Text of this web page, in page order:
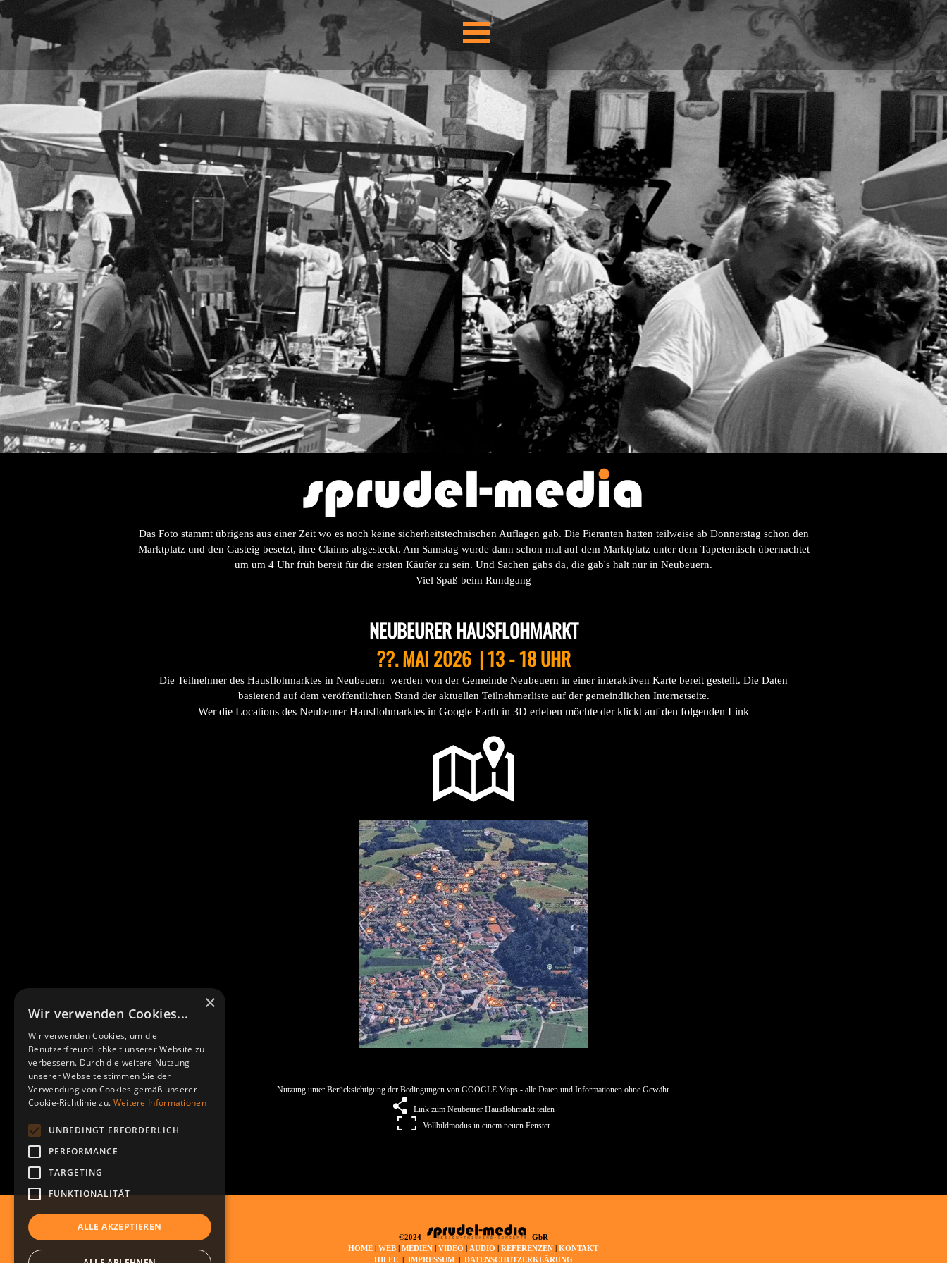
Direkt zum Seiteninhalt
Das Foto stammt übrigens aus einer Zeit wo es noch keine sicherheitstechnischen Auflagen gab. Die Fieranten hatten teilweise ab Donnerstag schon den
Marktplatz und den Gasteig besetzt, ihre Claims abgesteckt. Am Samstag wurde dann schon mal auf dem Marktplatz unter dem Tapetentisch übernachtet
um um 4 Uhr früh bereit für die ersten Käufer zu sein. Und Sachen gabs da, die gab's halt nur in Neubeuern.
Viel Spaß beim Rundgang
NEUBEURER HAUSFLOHMARKT
??. MAI 2026 | 13 - 18 UHR
Die Teilnehmer des Hausflohmarktes in Neubeuern werden von der Gemeinde Neubeuern in einer interaktiven Karte bereit gestellt. Die Daten
basierend auf dem veröffentlichten Stand der aktuellen Teilnehmerliste auf der gemeindlichen Internetseite.
Wer die Locations des Neubeurer Hausflohmarktes in Google Earth in 3D erleben möchte der klickt auf den folgenden Link
Nutzung unter Berücksichtigung der Bedingungen von GOOGLE Maps - alle Daten und Informationen ohne Gewähr.
Link zum Neubeurer Hausflohmarkt teilen
Vollbildmodus in einem neuen Fenster
©2024
GbR
HOME
WEB MEDIEN VIDEO AUDIO REFERENZEN
KONTAKT
HILFE| IMPRESSUM DATENSCHUTZERKLÄRUNG
×
Wir verwenden Cookies...
Wir verwenden Cookies, um die
Benutzerfreundlichkeit unserer Website zu
verbessern. Durch die weitere Nutzung
unserer Webseite stimmen Sie der
Verwendung von Cookies gemäß unserer
Cookie-Richtlinie zu. Weitere Informationen
UNBEDINGT ERFORDERLICH
PERFORMANCE
TARGETING
FUNKTIONALITÄT
ALLE AKZEPTIEREN